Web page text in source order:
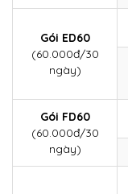
Gói ED60
(60.000đ/30
ngày)
Gói FD60
(60.000đ/30
ngày)